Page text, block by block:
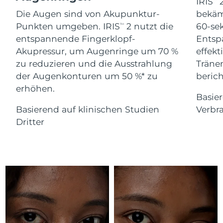
Die Augen sind von Akupunktur-
Punkten umgeben. IRISTM
2 nutzt die
entspannende Fingerklopf-
Akupressur, um Augenringe um 70 %
zu reduzieren und die Ausstrahlung
der Augenkonturen um 50 %* zu
erhöhen.
Basierend auf klinischen Studien
Dritter
60-
For healthy hair
18% PAP
Kosmetik Männer
Kaufe alles
FOREO APP
Isle of Man Erwartete Lieferung
Israel Erwartete Lieferung 8/13/26
Italien Erwartete Lieferung 8/9/26
Japan
Jersey Erwartete Lieferung 8/14/26
Lettland Erwartete Lieferung
Libanon Erwartete Lieferung 8/10/26